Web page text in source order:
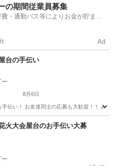
屋台
の期間従業員募集
・通勤バス等によりお金が貯まり
Ad
台の手伝い
8月6日
花火大会
火大会屋台のお手伝い大募